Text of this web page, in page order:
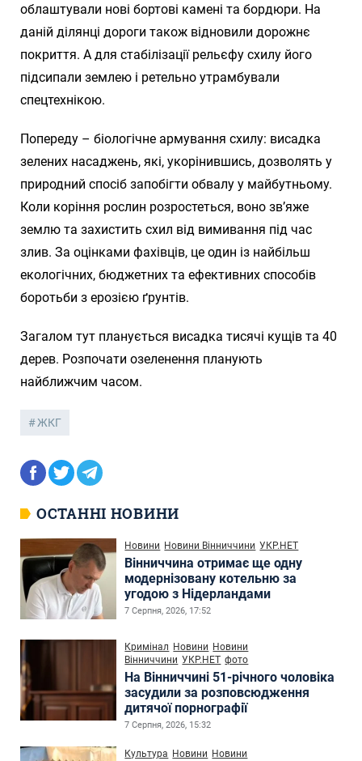
облаштували нові бортові камені та бордюри. На
даній ділянці дороги також відновили дорожнє
покриття. А для стабілізації рельєфу схилу його
підсипали землею і ретельно утрамбували
спецтехнікою.
Попереду – біологічне армування схилу: висадка
зелених насаджень, які, укорінившись, дозволять у
природний спосіб запобігти обвалу у майбутньому.
Коли коріння рослин розростеться, воно зв’яже
землю та захистить схил від вимивання під час
злив. За оцінками фахівців, це один із найбільш
екологічних, бюджетних та ефективних способів
боротьби з ерозією ґрунтів.
Загалом тут планується висадка тисячі кущів та 40
дерев. Розпочати озеленення планують
найближчим часом.
ЖКГ
ОСТАННІ НОВИНИ
Новини Новини Вінниччини УКР.НЕТ
Вінниччина отримає ще одну
модернізовану котельню за
угодою з Нідерландами
7 Серпня, 2026, 17:52
Кримінал Новини Новини
Вінниччини УКР.НЕТ фото
На Вінниччині 51-річного чоловіка
засудили за розповсюдження
дитячої порнографії
7 Серпня, 2026, 15:32
Культура Новини Новини